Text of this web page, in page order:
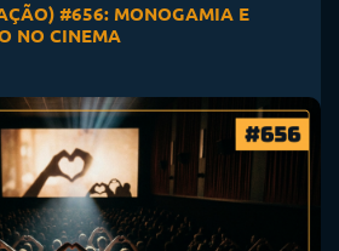
#656: MONOGAMIA E
NO CINEMA